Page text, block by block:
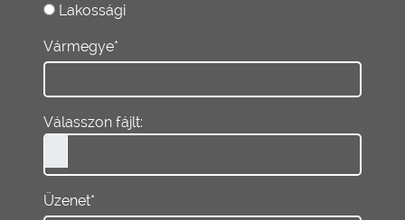
Lakossági
Vármegye*
Válasszon fájlt:
Üzenet*